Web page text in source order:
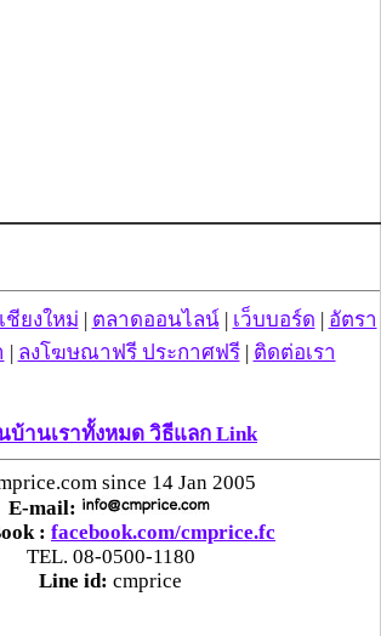
ชียงใหม่ | ตลาดออนไลน์| เว็บบอร์ด | อัตรา
| ลงโฆษณาฟรี ประกาศฟรี| ติดต่อเรา
บ้านเราทั้งหมด วิธีแลก Link
since 14 Jan 2005
E-mail:
: facebook.com/cmprice.fc
TEL. 08-0500-1180
Line id: cmprice